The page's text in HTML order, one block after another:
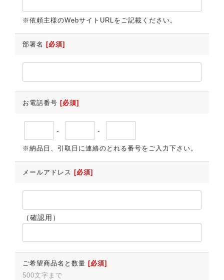
※依頼主様のWebサイトURLをご記載ください。
部署名 [必須]
お電話番号 [必須]
- -
※納品日、引取日に連絡のとれる番号をご入力下さい。
メールアドレス [必須]
（確認用）
ご希望商品名と数量 [必須]
500文字まで